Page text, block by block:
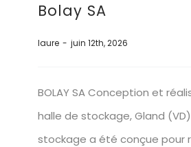
Bolay SA
laure - juin 12th, 2026
BOLAY SA Conception et
halle de stockage, Gland
stockage a été conçue pour